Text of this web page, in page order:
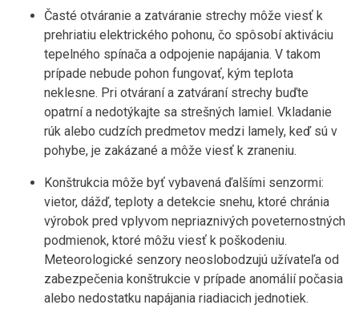
Časté otváranie a zatváranie strechy môže viesť k
prehriatiu elektrického pohonu, čo spôsobí aktiváciu
tepelného spínača a odpojenie napájania. V takom
prípade nebude pohon fungovať, kým teplota
neklesne. Pri otváraní a zatváraní strechy buďte
opatrní a nedotýkajte sa strešných lamiel. Vkladanie
rúk alebo cudzích predmetov medzi lamely, keď sú v
pohybe, je zakázané a môže viesť k zraneniu.
Konštrukcia môže byť vybavená ďalšími senzormi:
vietor, dážď, teploty a detekcie snehu, ktoré chránia
výrobok pred vplyvom nepriaznivých poveternostných
podmienok, ktoré môžu viesť k poškodeniu.
Meteorologické senzory neoslobodzujú užívateľa od
zabezpečenia konštrukcie v prípade anomálií počasia
alebo nedostatku napájania riadiacich jednotiek.